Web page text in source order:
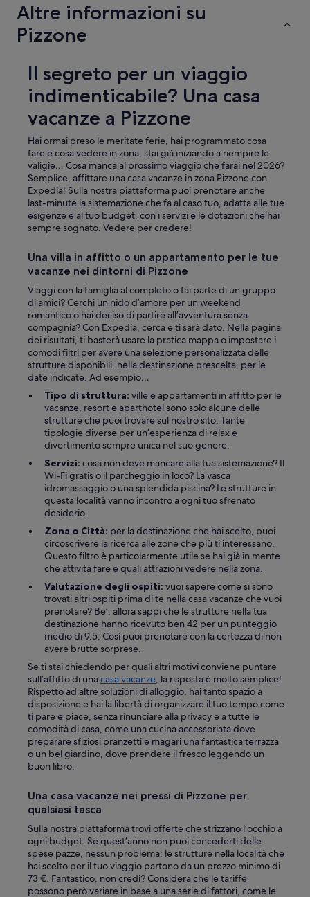
Altre informazioni su
Pizzone
Il segreto per un viaggio
indimenticabile? Una casa
vacanze a Pizzone
Hai ormai preso le meritate ferie, hai programmato cosa
fare e cosa vedere in zona, stai già iniziando a riempire le
valigie… Cosa manca al prossimo viaggio che farai nel 2026?
Semplice, affittare una casa vacanze in zona Pizzone con
Expedia! Sulla nostra piattaforma puoi prenotare anche
last-minute la sistemazione che fa al caso tuo, adatta alle tue
esigenze e al tuo budget, con i servizi e le dotazioni che hai
sempre sognato. Vedere per credere!
Una villa in affitto o un appartamento per le tue
vacanze nei dintorni di Pizzone
Viaggi con la famiglia al completo o fai parte di un gruppo
di amici? Cerchi un nido d’amore per un weekend
romantico o hai deciso di partire all’avventura senza
compagnia? Con Expedia, cerca e ti sarà dato. Nella pagina
dei risultati, ti basterà usare la pratica mappa o impostare i
comodi filtri per avere una selezione personalizzata delle
strutture disponibili, nella destinazione prescelta, per le
date indicate. Ad esempio…
Tipo di struttura: ville e appartamenti in affitto per le
vacanze, resort e aparthotel sono solo alcune delle
strutture che puoi trovare sul nostro sito. Tante
tipologie diverse per un’esperienza di relax e
divertimento sempre unica nel suo genere.
Servizi: cosa non deve mancare alla tua sistemazione? Il
Wi-Fi gratis o il parcheggio in loco? La vasca
idromassaggio o una splendida piscina? Le strutture in
questa località vanno incontro a ogni tuo sfrenato
desiderio.
Zona o Città: per la destinazione che hai scelto, puoi
circoscrivere la ricerca alle zone che più ti interessano.
Questo filtro è particolarmente utile se hai già in mente
che attività fare e quali attrazioni vedere nella zona.
Valutazione degli ospiti: vuoi sapere come si sono
trovati altri ospiti prima di te nella casa vacanze che vuoi
prenotare? Be’, allora sappi che le strutture nella tua
destinazione hanno ricevuto ben 42 per un punteggio
medio di 9.5. Così puoi prenotare con la certezza di non
avere brutte sorprese.
Se ti stai chiedendo per quali altri motivi conviene puntare
sull’affitto di unacasa vacanze, la risposta è molto semplice!
Rispetto ad altre soluzioni di alloggio, hai tanto spazio a
disposizione e hai la libertà di organizzare il tuo tempo come
ti pare e piace, senza rinunciare alla privacy e a tutte le
comodità di casa, come una cucina accessoriata dove
preparare sfiziosi pranzetti e magari una fantastica terrazza
o un bel giardino, dove prendere il fresco leggendo un
buon libro.
Una casa vacanze nei pressi di Pizzone per
qualsiasi tasca
Sulla nostra piattaforma trovi offerte che strizzano l’occhio a
ogni budget. Se quest’anno non puoi concederti delle
spese pazze, nessun problema: le strutture nella località che
hai scelto per il tuo viaggio partono da un prezzo minimo di
73 €. Fantastico, non credi? Considera che le tariffe
possono però variare in base a una serie di fattori, come le